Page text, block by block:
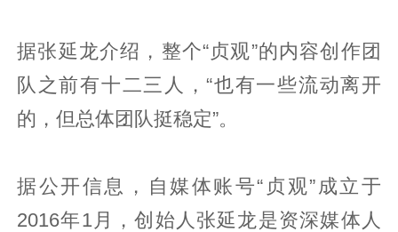
据张延龙介绍，整个“贞观”的内容创作团
队之前有十二三人，“也有一些流动离开
的，但总体团队挺稳定”。
据公开信息，自媒体账号“贞观”成立于
2016年1月，创始人张延龙是资深媒体人